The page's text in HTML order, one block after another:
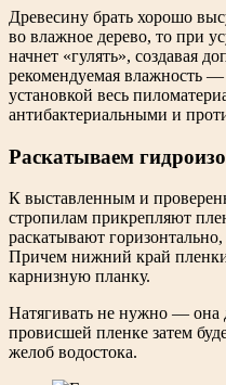
Древесину брать хорошо
во влажное дерево, то при
начнет «гулять», создавая
рекомендуемая влажность
установкой весь
антибактериальными и
Раскатываем
К выставленным и
стропилам прикрепляют
раскатывают
Причем нижний край пленки
карнизную планку.
Натягивать не нужно — она
провисшей пленке затем
желоб водостока.